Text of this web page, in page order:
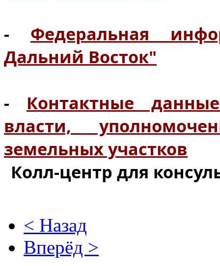
- Федеральная
Дальний Восток"
- Контактные
власти,
земельных участков
Колл-центр для
< Назад
Вперёд >